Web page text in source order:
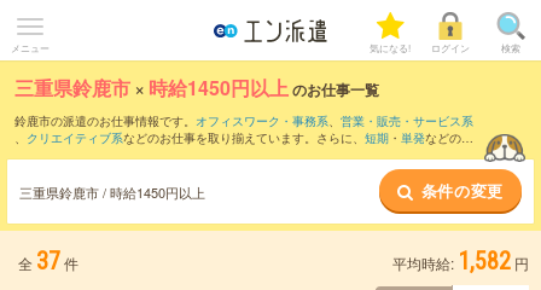
メニュー 気になる! ログイン 検索
三重県鈴鹿市 × 時給1450円以上のお仕事一覧
鈴鹿市の派遣のお仕事情報です。 オフィスワーク・事務系、 営業・販売・サービス系
、 クリエイティブ系などのお仕事を取り揃えています。さらに、 短期 ・ 単発などの期
三重県鈴鹿市 / 時給1450円以上 条件の変更
全 37件 平均時給: 1,582 円